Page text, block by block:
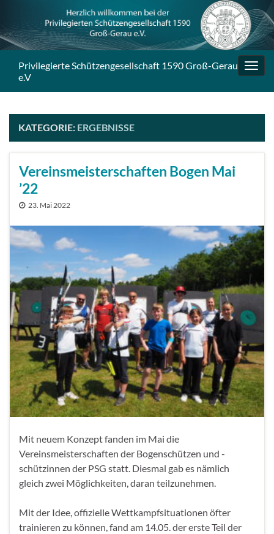
Privilegierte Schützengesellschaft 1590 Groß-Gerau
e.V
KATEGORIE: ERGEBNISSE
Vereinsmeisterschaften Bogen Mai
’22
23. Mai 2022
Mit neuem Konzept fanden im Mai die
Vereinsmeisterschaften der Bogenschützen und -
schützinnen der PSG statt. Diesmal gab es nämlich
gleich zwei Möglichkeiten, daran teilzunehmen.
Mit der Idee, offizielle Wettkampfsituationen öfter
trainieren zu können, fand am 14.05. der erste Teil der